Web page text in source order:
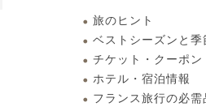
旅のヒント
ベストシーズンと季
チケット・クーポン
ホテル・宿泊情報
フランス旅行の必需